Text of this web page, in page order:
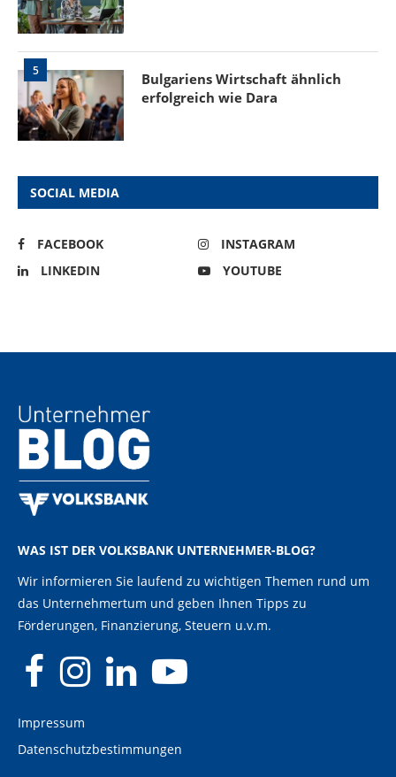
5
Bulgariens Wirtschaft ähnlich
erfolgreich wie Dara
SOCIAL MEDIA
FACEBOOK
INSTAGRAM
LINKEDIN
YOUTUBE
WAS IST DER VOLKSBANK UNTERNEHMER-BLOG?
Wir informieren Sie laufend zu wichtigen Themen rund um
das Unternehmertum und geben Ihnen Tipps zu
Förderungen, Finanzierung, Steuern u.v.m.
Impressum
Datenschutzbestimmungen